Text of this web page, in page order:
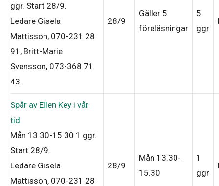
ggr. Start 28/9.
Ledare Gisela
Mattisson, 070-231 28
91, Britt-Marie
Svensson, 073-368 71
43.
28/9
Gäller 5
föreläsningar
5
ggr
Spår av Ellen Key i vår
tid
Mån 13.30-15.30 1 ggr.
Start 28/9.
Ledare Gisela
Mattisson, 070-231 28
28/9
Mån 13.30-
15.30
1
ggr